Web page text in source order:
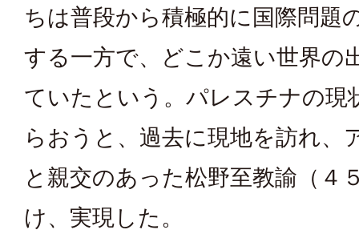
ちは普段から積極的に国際問題
する一方で、どこか遠い世界の
ていたという。パレスチナの現
らおうと、過去に現地を訪れ、
と親交のあった松野至教諭（４
け、実現した。